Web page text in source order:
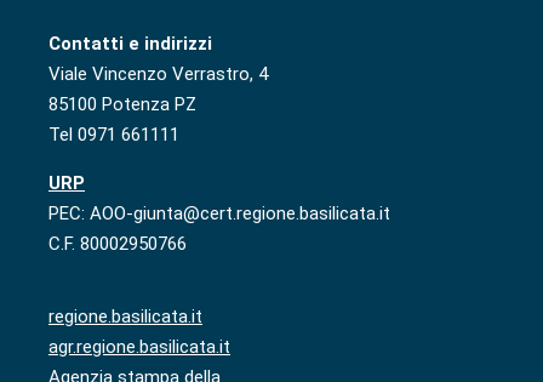
Contatti e indirizzi
Viale Vincenzo Verrastro, 4
85100 Potenza PZ
Tel 0971 661111
URP
PEC: AOO-giunta@cert.regione.basilicata.it
C.F. 80002950766
regione.basilicata.it
agr.regione.basilicata.it
Agenzia stampa della